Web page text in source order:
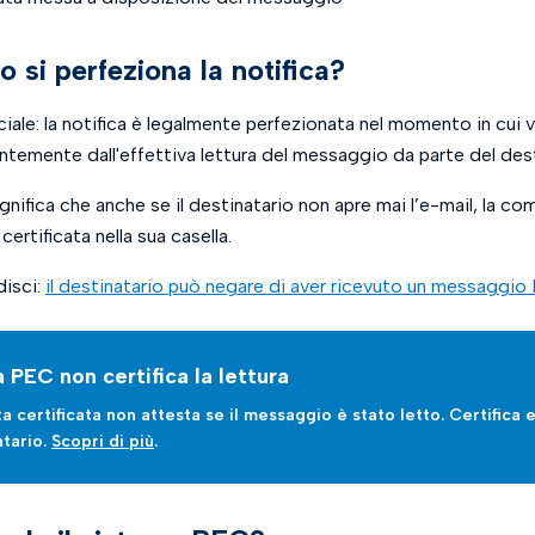
si perfeziona la notifica?
la notifica è legalmente perfezionata nel momento in cui
dall'effettiva lettura del messaggio da parte del
che anche se il destinatario non apre mai l’e-mail, la
nella sua casella.
il destinatario può negare di aver ricevuto un messaggio
PEC non certifica la lettura
certificata non attesta se il messaggio è stato letto. Certifica
Scopri di più.